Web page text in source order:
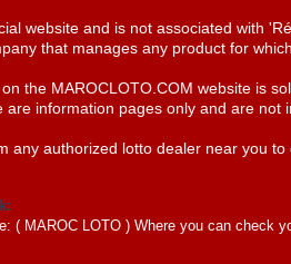
website and is not associated with
that manages any product for
the MAROCLOTO.COM website is
are information pages only and are not
any authorized lotto dealer near you to
( MAROC LOTO ) Where you can check